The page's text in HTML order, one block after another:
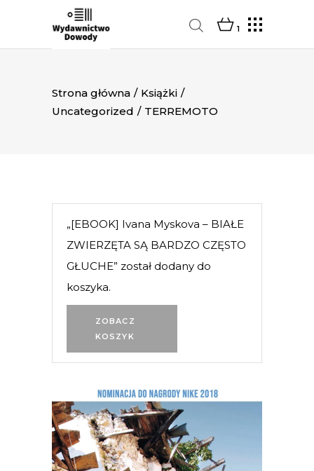
1
Strona główna / Książki /
Uncategorized / TERREMOTO
ZOBACZ
KOSZYK
„[EBOOK] Ivana Myskova – BIAŁE
ZWIERZĘTA SĄ BARDZO CZĘSTO
GŁUCHE” został dodany do
koszyka.